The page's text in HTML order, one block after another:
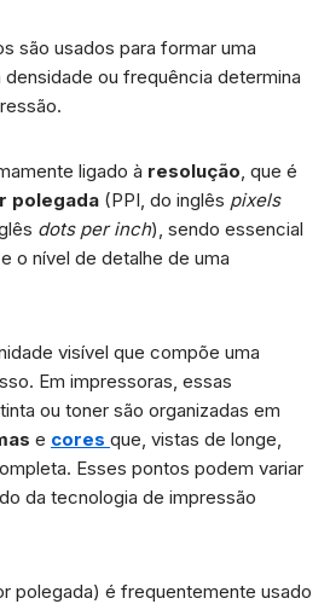
são usados para formar uma
ou frequência determina
ligado à resolução , que é
polegada (PPI, do inglês pixels
dots per inch), sendo essencial
o nível de detalhe de uma
visível que compõe uma
Em impressoras, essas
ou toner são organizadas em
e cores que, vistas de longe,
Esses pontos podem variar
da tecnologia de impressão
polegada) é frequentemente usado